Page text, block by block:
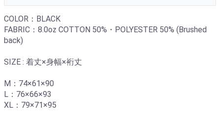
COLOR：BLACK
FABRIC：8.0oz COTTON 50%・POLYESTER 50% (Brushed
back)
SIZE : 着丈×身幅×裄丈
M：74×61×90
L：76×66×93
XL：79×71×95